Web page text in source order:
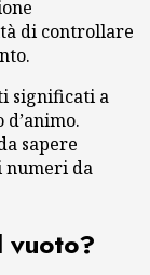
di controllare
significati a
sapere
numeri da
vuoto?